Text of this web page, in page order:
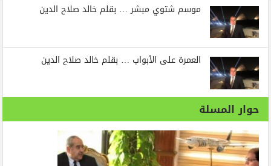
موسم شتوي مبشر … بقلم خالد صلاح الدين
العمرة على الأبواب … بقلم خالد صلاح الدين
حوار المسلة